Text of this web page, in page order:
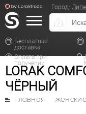
Город:
Бесплатная
доставка
Оплата при
получении
LORAK
ЧЁРНЫЙ
главная женские